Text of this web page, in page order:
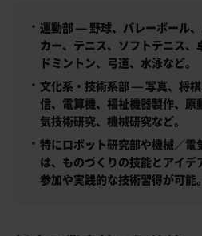
運動部 — 野球、バレーボール
カー、テニス、ソフトテニス
ドミントン、弓道、水泳など。
文化系・技術系部 — 写真、将
信、電算機、福祉機器製作、原
気技術研究、機械研究など。
特にロボット研究部や機械／電
は、ものづくりの技能とアイデ
参加や実践的な技術習得が可能。